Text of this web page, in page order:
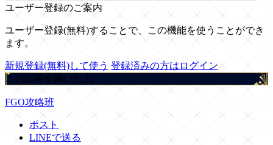
ユーザー登録のご案内
ユーザー登録(無料)することで、この機能を使うことができ
ます。
新規登録(無料)して使う 登録済みの方はログイン
この記事を書いた人
FGO攻略班
ポスト
LINEで送る